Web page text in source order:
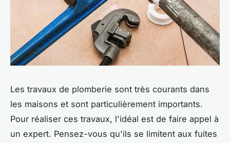
Les travaux de plomberie sont très courants dans
les maisons et sont particulièrement importants.
Pour réaliser ces travaux, l'idéal est de faire appel à
un expert. Pensez-vous qu'ils se limitent aux fuites